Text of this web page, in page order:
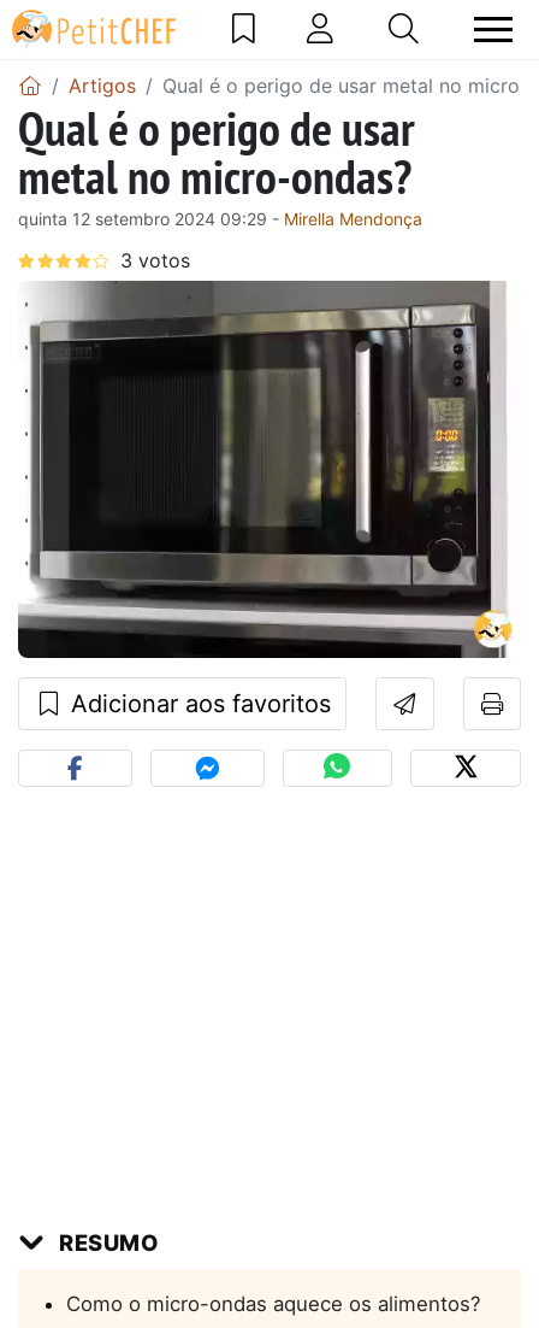
Artigos Qual é o perigo de usar metal no micro-
Qual é o perigo de usar
metal no micro-ondas?
quinta 12 setembro 2024 09:29 - Mirella Mendonça
Adicionar aos favoritos
RESUMO
Como o micro-ondas aquece os alimentos?